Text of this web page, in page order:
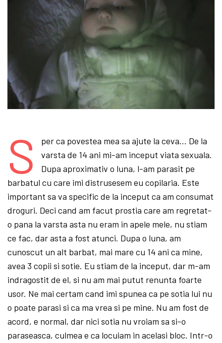
S
per ca povestea mea sa ajute la ceva… De la
varsta de 14 ani mi-am inceput viata sexuala.
Dupa aproximativ o luna, l-am parasit pe
barbatul cu care imi distrusesem eu copilaria. Este
important sa va specific de la inceput ca am consumat
droguri. Deci cand am facut prostia care am regretat-
o pana la varsta asta nu eram in apele mele, nu stiam
ce fac, dar asta a fost atunci. Dupa o luna, am
cunoscut un alt barbat, mai mare cu 14 ani ca mine,
avea 3 copii si sotie. Eu stiam de la inceput, dar m-am
indragostit de el, si nu am mai putut renunta foarte
usor. Ne mai certam cand imi spunea ca pe sotia lui nu
o poate parasi si ca ma vrea si pe mine. Nu am fost de
acord, e normal, dar nici sotia nu vroiam sa si-o
paraseasca, culmea e ca locuiam in acelasi bloc. Intr-o